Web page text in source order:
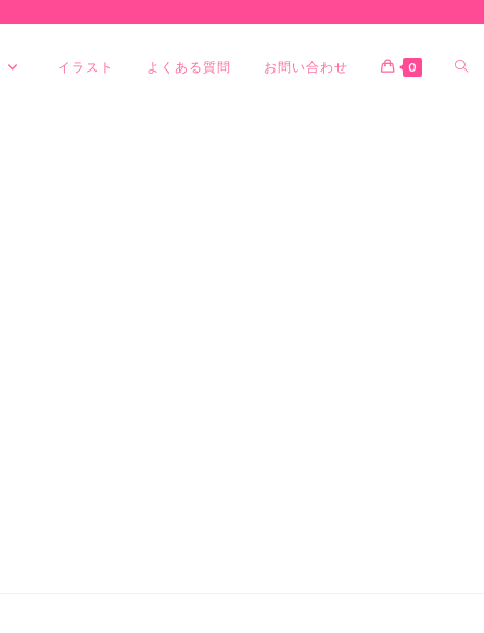
イラスト よくある質問 お問い合わせ 0